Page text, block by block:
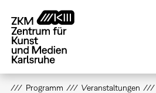
zum
Inhalt
Programm Veranstaltungen